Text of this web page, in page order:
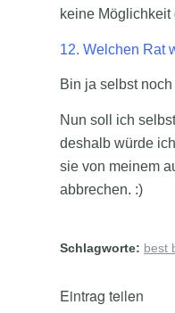
keine
12. Welchen Rat
Bin ja selbst
Nun soll ich
deshalb würde
sie von meinem
abbrechen. :)
Schlagworte: best
Eintrag teilen